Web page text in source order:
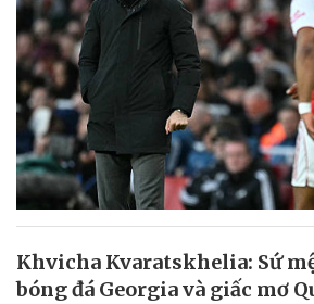
Khvicha Kvaratskhelia: Sứ
bóng đá Georgia và giấc mơ